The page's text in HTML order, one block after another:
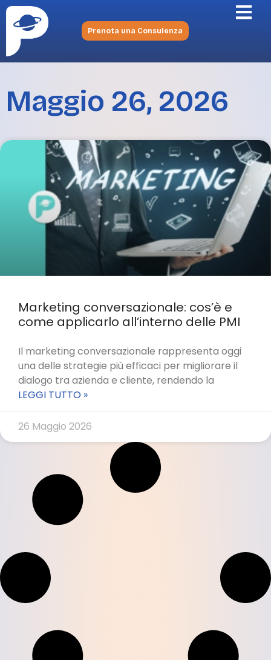
Prenota una Consulenza
Maggio 26, 2026
Marketing conversazionale: cos’è e
come applicarlo all’interno delle PMI
Il marketing conversazionale rappresenta oggi
una delle strategie più efficaci per migliorare il
dialogo tra azienda e cliente, rendendo la
LEGGI TUTTO »
26 Maggio 2026